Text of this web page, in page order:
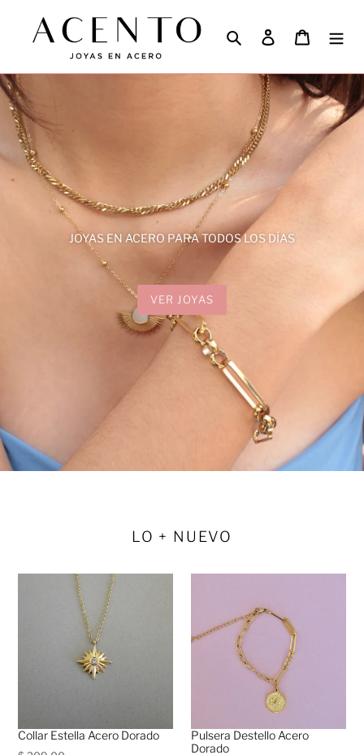
directamente
Buscar IngresarCarrito
JOYAS EN ACERO PARA TODOS LOS DÍAS
VER JOYAS
LO + NUEVO
Collar Estella Acero Dorado
Pulsera Destello Acero
Dorado